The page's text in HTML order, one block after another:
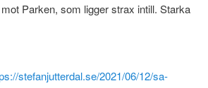
Parken, som ligger strax intill. Starka
stefanjutterdal.se/2021/06/12/sa-